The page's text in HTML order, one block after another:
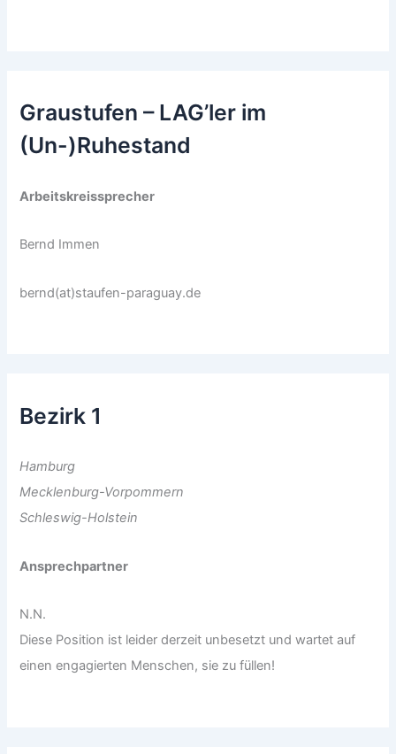
Graustufen – LAG’ler im
(Un-)Ruhestand
Arbeitskreissprecher
Bernd Immen
bernd(at)staufen-paraguay.de
Bezirk 1
Hamburg
Mecklenburg-Vorpommern
Schleswig-Holstein
Ansprechpartner
N.N.
Diese Position ist leider derzeit unbesetzt und wartet auf
einen engagierten Menschen, sie zu füllen!